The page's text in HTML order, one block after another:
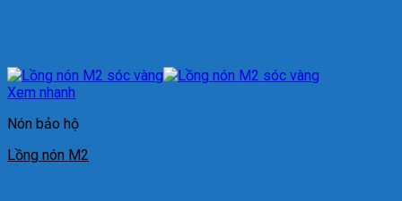
Xem nhanh
Nón bảo hộ
Lồng nón M2